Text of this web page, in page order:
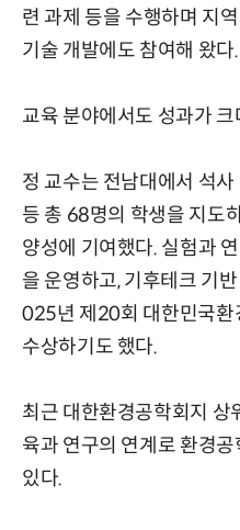
련 과제 등을 수행하며 지
기술 개발에도 참여해 왔다.
교육 분야에서도 성과가 크
정 교수는 전남대에서 석
등 총 68명의 학생을 지도
양성에 기여했다. 실험과
을 운영하고, 기후테크 기
025년 제20회 대한민국환
수상하기도 했다.
최근 대한환경공학회지
육과 연구의 연계로 환경
있다.